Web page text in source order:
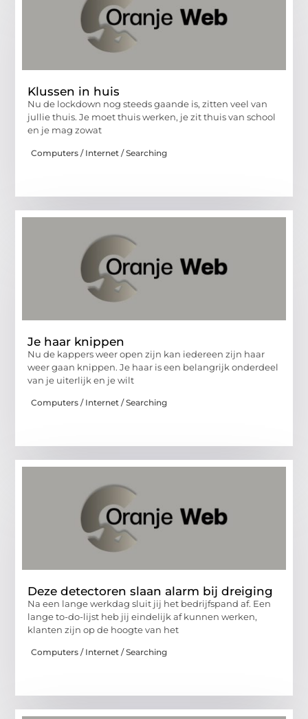
Klussen in huis
Nu de lockdown nog steeds gaande is, zitten veel van
jullie thuis. Je moet thuis werken, je zit thuis van school
en je mag zowat
Computers / Internet / Searching
Je haar knippen
Nu de kappers weer open zijn kan iedereen zijn haar
weer gaan knippen. Je haar is een belangrijk onderdeel
van je uiterlijk en je wilt
Computers / Internet / Searching
Deze detectoren slaan alarm bij dreiging
Na een lange werkdag sluit jij het bedrijfspand af. Een
lange to-do-lijst heb jij eindelijk af kunnen werken,
klanten zijn op de hoogte van het
Computers / Internet / Searching